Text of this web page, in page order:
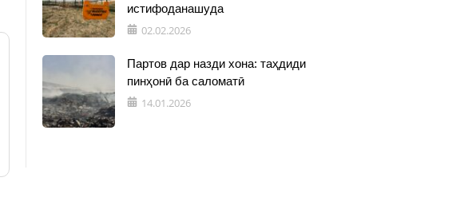
истифоданашуда
02.02.2026
Партов дар назди хона: таҳдиди
пинҳонӣ ба саломатӣ
14.01.2026